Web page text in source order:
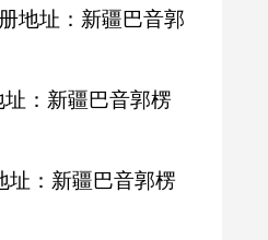
册地址：新疆巴音郭
址：新疆巴音郭楞
址：新疆巴音郭楞